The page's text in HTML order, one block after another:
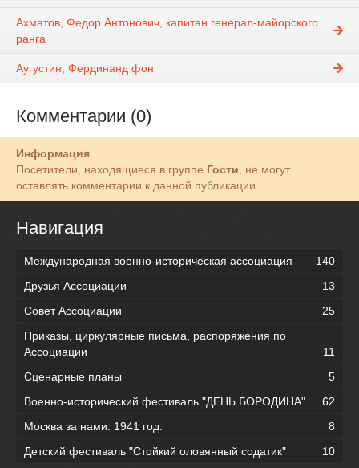
Ахматов, Федор Антонович, капитан генерал-майорского
ранга
Аугустин, Фердинанд фон
Комментарии (0)
Информация
Посетители, находящиеся в группе Гости , не могут
оставлять комментарии к данной публикации.
Навигация
Международная военно-историческая ассоциация
140
Друзья Ассоциации
13
Совет Ассоциации
25
Приказы, циркулярные письма, распоряжения по
Ассоциации
11
Сценарные планы
5
Военно-исторический фестиваль "ДЕНЬ БОРОДИНА"
62
Москва за нами. 1941 год.
8
Детский фестиваль "Стойкий оловянный содатик"
10